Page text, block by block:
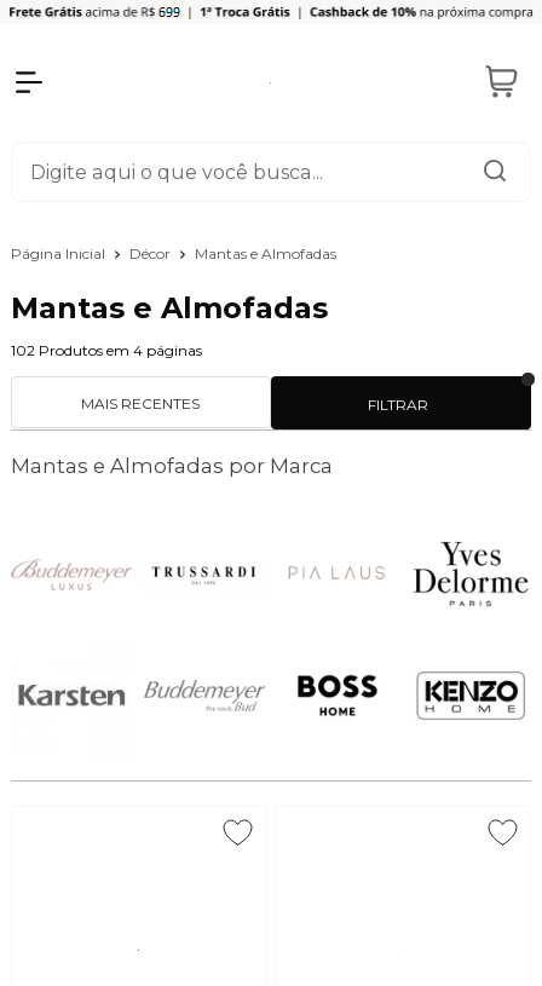
Página Inicial Décor Mantas e Almofadas
Mantas e Almofadas
102 Produtos em 4 páginas
FILTRAR
MAIS RECENTES
Mantas e Almofadas por Marca